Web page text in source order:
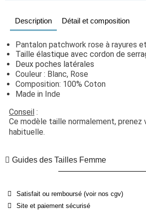
Description Détail et composition
Pantalon patchwork rose à rayures
Taille élastique avec cordon de
Deux poches latérales
Couleur : Blanc, Rose
Composition: 100% Coton
Made in Inde
Conseil :
Ce modèle taille normalement, prenez
habituelle.
Guides des Tailles Femme
Satisfait ou remboursé (voir nos cgv)
Site et paiement sécurisé